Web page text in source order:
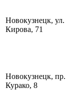
Новокузнецк, ул.
Кирова, 71
Новокузнецк, пр.
Курако, 8